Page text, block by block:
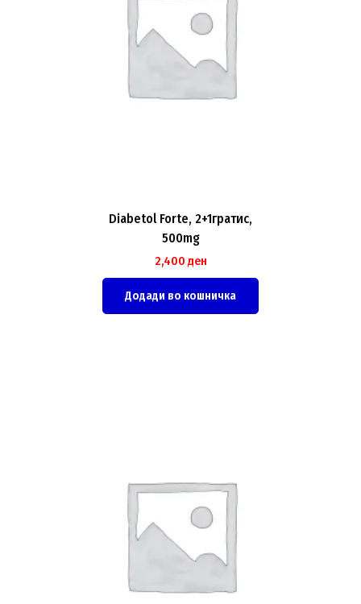
Diabetol Forte, 2+1гратис,
500mg
2,400 ден
Додади во кошничка